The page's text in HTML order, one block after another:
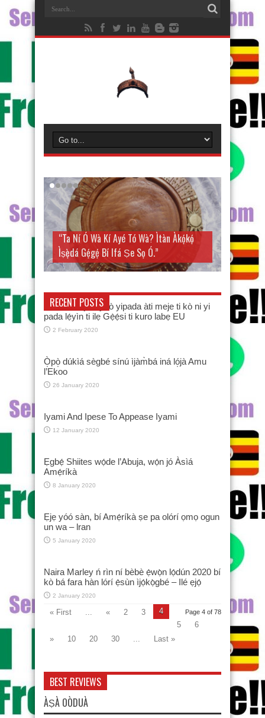
“Ta Ní Ó Wà Kí Ayé Tó Wà? Ìtàn Àkọ́kọ́
Ìṣẹ̀dá Gẹ́gẹ́ Bí Ifá Ṣe Sọ Ó.”
Mosalasi Fe Di
RECENT POSTS
Nnkan méje ti yóò yipada àti meje ti kò ni yi
pada lẹ́yìn ti ilẹ Gẹ̀ẹ́si ti kuro labẹ EU
2 February 2020
Ò̩pò̩ dúkìá sègbé sínú ìjàm̀bá iná ló̩jà Amu
l’Ekoo
26 January 2020
Iyami And Ipese To Appease Iyami
12 January 2020
Ẹgbẹ́ Shiites wọ́de l’Abuja, wọ́n jó Àsìá
Amẹ́ríkà
8 January 2020
Ẹjẹ yóó sàn, bí Amẹ́ríkà ṣe pa olórí ọmọ ogun
un wa – lran
5 January 2020
Naira Marley ń rìn ní bèbè ẹ̀wọ̀n lọ́dún 2020 bí
kò bá fara hàn lórí ẹ̀sùn ìjọ́kọ̀gbé – Ilé ẹjọ́
2 January 2020
Page 4 of 78
« First ... « 2 3
4
5
6
»
10 20 30 ... Last »
BEST REVIEWS
ÀṢÀ OÒDUÀ